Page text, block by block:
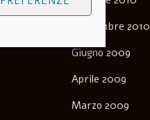
Settembre 2010
Giugno 2009
Aprile 2009
Marzo 2009